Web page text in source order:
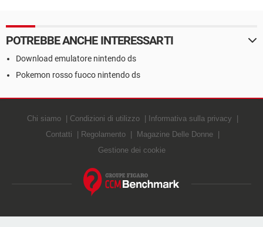
POTREBBE ANCHE INTERESSARTI
Download emulatore nintendo ds
Pokemon rosso fuoco nintendo ds
Chi siamo Condizioni di utilizzo
Informativa sulla privacy
Contatti
Regolamento
Magazine Delle Donne
Gestione dei cookie